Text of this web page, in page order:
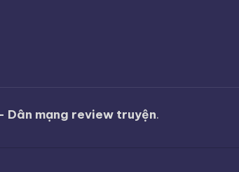
Dân mạng review truyện.